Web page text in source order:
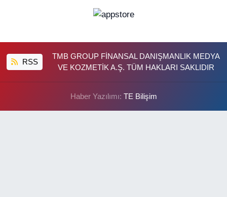
RSS
TMB GROUP FİNANSAL DANIŞMANLIK MEDYA
VE KOZMETİK A.Ş. TÜM HAKLARI SAKLIDIR
Haber Yazılımı: TE Bilişim